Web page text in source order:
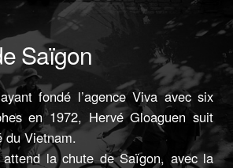
Saïgon
fondé l’agence Viva avec six
en 1972, Hervé Gloaguen suit
du Vietnam.
la chute de Saïgon, avec la